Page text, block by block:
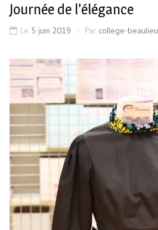
Journée de l’élégance
Le 5 juin 2019 Par college-beaulieu